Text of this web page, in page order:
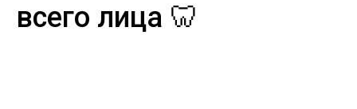
всего лица 🦷